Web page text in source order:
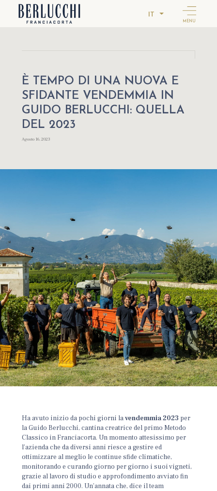
IT
MENU
È TEMPO DI UNA NUOVA E
SFIDANTE VENDEMMIA IN
GUIDO BERLUCCHI: QUELLA
DEL 2023
Agosto 16, 2023
Ha avuto inizio da pochi giorni lavendemmia 2023 per
la Guido Berlucchi, cantina creatrice del primo Metodo
Classico in Franciacorta. Un momento attesissimo per
l’azienda che da diversi anni riesce a gestire ed
ottimizzare al meglio le continue sfide climatiche,
monitorando e curando giorno per giorno i suoi vigneti,
grazie al lavoro di studio e approfondimento avviato fin
dai primi anni 2000. Un’annata che, dice il team